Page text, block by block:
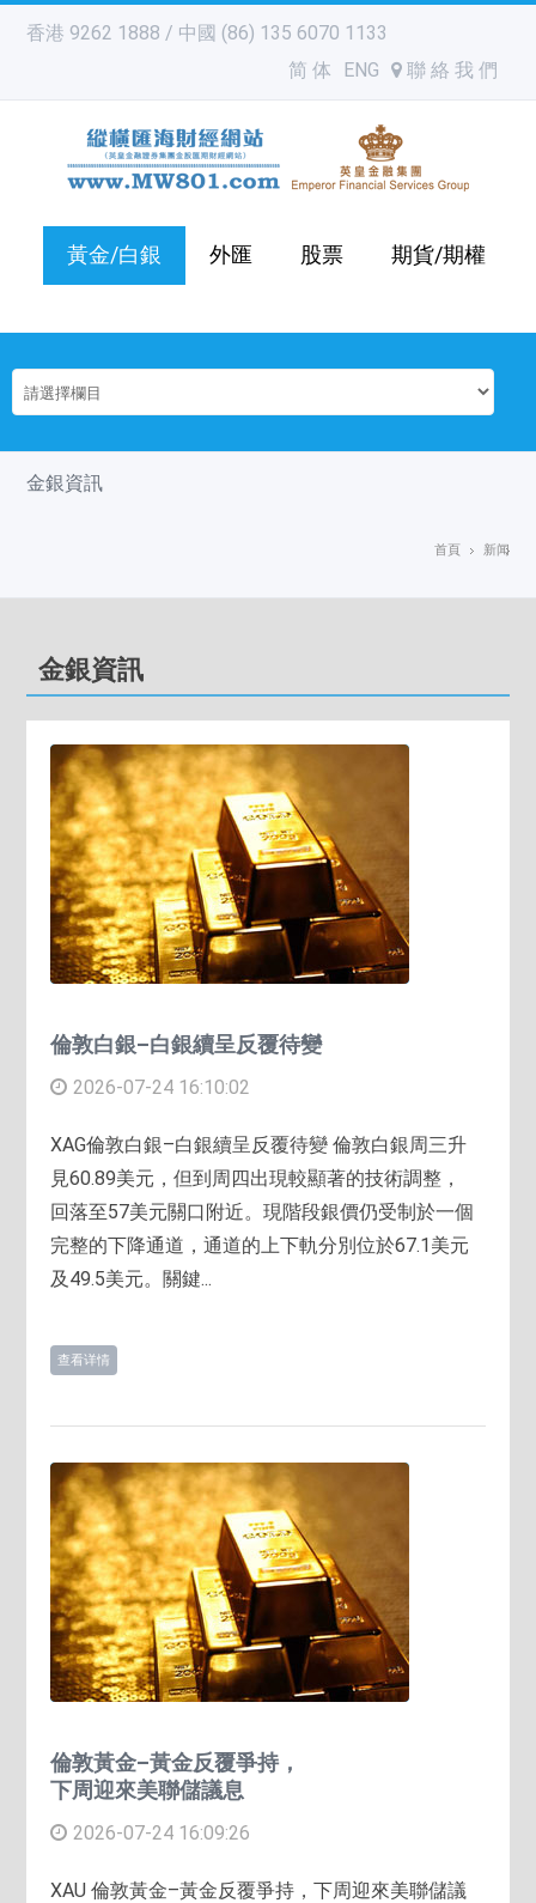
香港 9262 1888 / 中國 (86) 135 6070 1133
简 体
ENG 聯 絡 我 們
黃金/白銀 外匯 股票 期貨/期權
金銀資訊
首頁 新闻
金銀資訊
倫敦白銀–白銀續呈反覆待變
2026-07-24 16:10:02
XAG倫敦白銀–白銀續呈反覆待變 倫敦白銀周三升
見60.89美元，但到周四出現較顯著的技術調整，
回落至57美元關口附近。現階段銀價仍受制於一個
完整的下降通道，通道的上下軌分別位於67.1美元
及49.5美元。關鍵...
查看详情
倫敦黃金–黃金反覆爭持，
下周迎來美聯儲議息
2026-07-24 16:09:26
XAU 倫敦黃金–黃金反覆爭持，下周迎來美聯儲議